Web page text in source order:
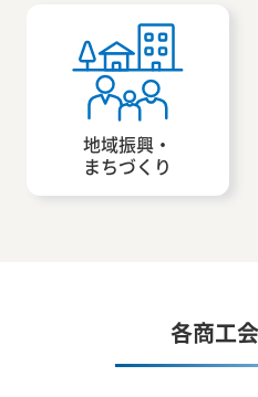
地域振興・
まちづくり
各商工